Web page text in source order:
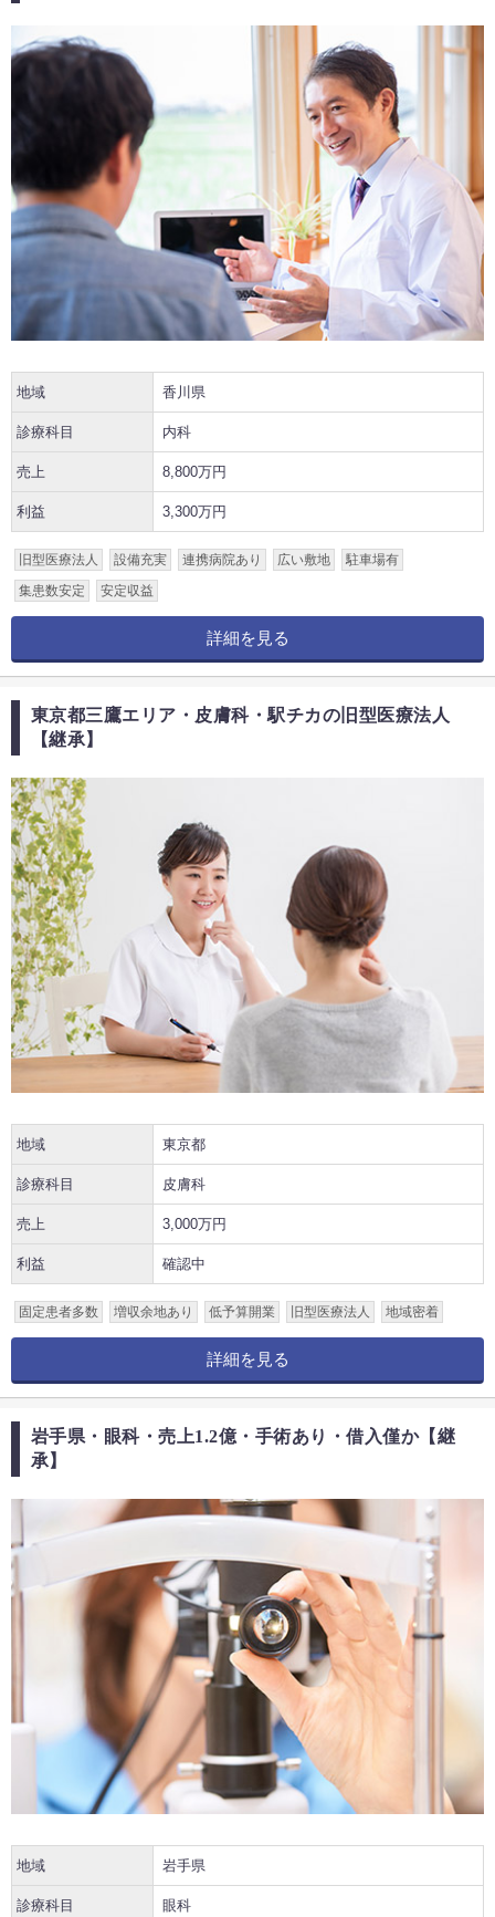
地域 香川県
診療科目 内科
売上 8,800万円
利益 3,300万円
旧型医療法人 設備充実 連携病院あり 広い敷地
駐車場有
集患数安定
安定収益
詳細を見る
東京都三鷹エリア・皮膚科・駅チカの旧型医療法人
【継承】
地域 東京都
診療科目 皮膚科
売上 3,000万円
利益 確認中
固定患者多数 増収余地あり 低予算開業 旧型医療法人 地域密着
詳細を見る
岩手県・眼科・売上1.2億・手術あり・借入僅か【継
承】
地域 岩手県
診療科目 眼科